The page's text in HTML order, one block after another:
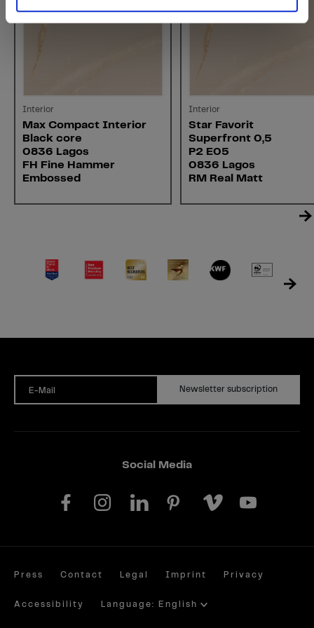
Interior
Max Compact Interior
Black core
0836 Lagos
FH Fine Hammer
Embossed
Interior
Star Favorit
Superfront 0,5
P2 E05
0836 Lagos
RM Real Matt
E-Mail Newsletter subscription
Social Media
Press Contact Legal Imprint Privacy
Accessibility Language: English